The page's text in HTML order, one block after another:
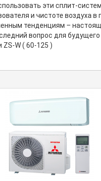
эти сплит-
и чистоте воздуха в
тенденциям –
вопрос для
W ( 60-125 )